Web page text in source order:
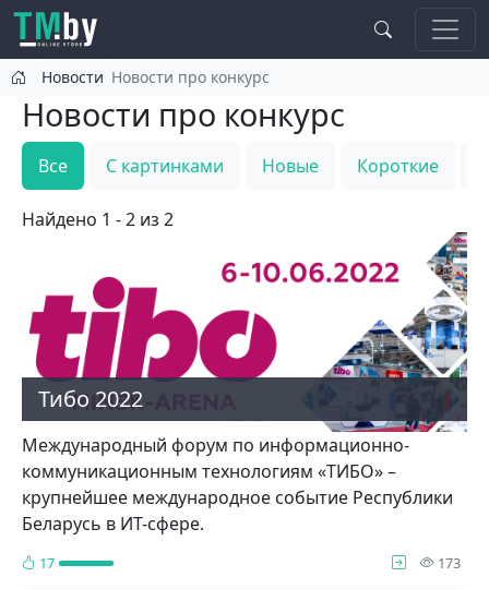
Перейти к основному содержанию
Новости Новости про конкурс
Новости про конкурс
Все С картинками Новые Короткие
Найдено 1 - 2 из 2
Тибо 2022
Международный форум по информационно-
коммуникационным технологиям «ТИБО» –
крупнейшее международное событие Республики
Беларусь в ИТ-сфере.
17 173